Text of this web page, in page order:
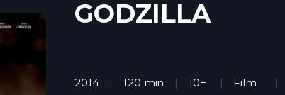
GODZILLA
2014 120 min 10+ Film